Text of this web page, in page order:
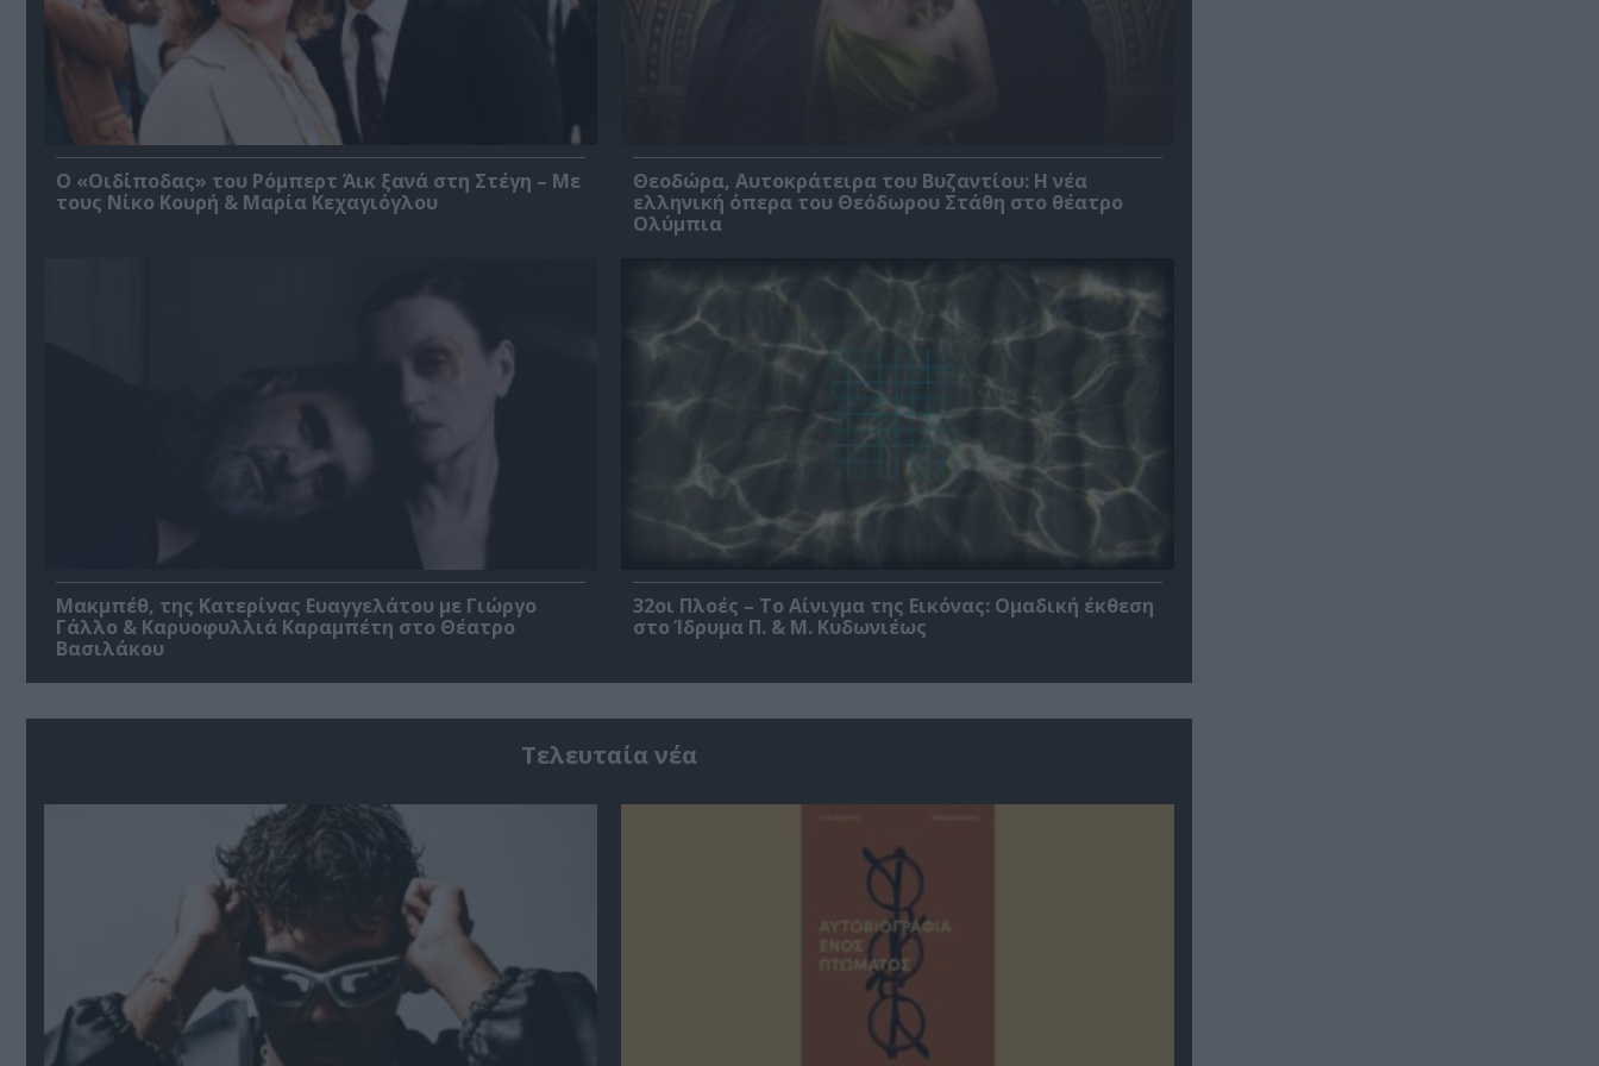
O «Οιδίποδας» του Ρόμπερτ Άικ ξανά στη Στέγη – Με
τους Νίκο Κουρή & Μαρία Κεχαγιόγλου
Θεοδώρα, Αυτοκράτειρα του Βυζαντίου: Η νέα
ελληνική όπερα του Θεόδωρου Στάθη στο θέατρο
Ολύμπια
Μακμπέθ, της Κατερίνας Ευαγγελάτου με Γιώργο
Γάλλο & Καρυοφυλλιά Καραμπέτη στο Θέατρο
Βασιλάκου
32οι Πλοές – Το Αίνιγμα της Εικόνας: Ομαδική έκθεση
στο Ίδρυμα Π. & Μ. Κυδωνιέως
Τελευταία νέα